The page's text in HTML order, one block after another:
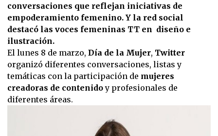
conversaciones que reflejan iniciativas de
empoderamiento femenino. Y la red social
destacó las voces femeninas TT en diseño e
ilustración.
El lunes 8 de marzo, Día de la Mujer, Twitter
organizó diferentes conversaciones, listas y
temáticas con la participación de mujeres
creadoras de contenidoy profesionales de
diferentes áreas.